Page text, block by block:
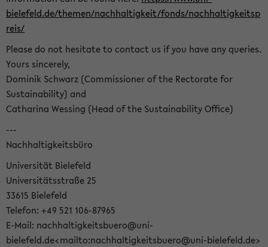
bielefeld.de/themen/nachhaltigkeit/fonds/nachhaltigkeitsp
reis/
Please do not hesitate to contact us if you have any queries.
Yours sincerely,
Dominik Schwarz (Commissioner of the Rectorate for
Sustainability) and
Catharina Wessing (Head of the Sustainability Office)
---
Nachhaltigkeitsbüro
Universität Bielefeld
Universitätsstraße 25
33615 Bielefeld
Telefon: +49 521 106-87965
E-Mail: nachhaltigkeitsbuero@uni-
bielefeld.de<mailto:nachhaltigkeitsbuero@uni-bielefeld.de>